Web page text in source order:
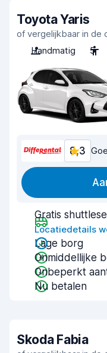
Toyota Yaris
of vergelijkbaar in de
Handmatig
5
8,3
Gratis
Locatiedetails
Lage borg
Onmiddellijke
Onbeperkt
Nu betalen
Skoda Fabia